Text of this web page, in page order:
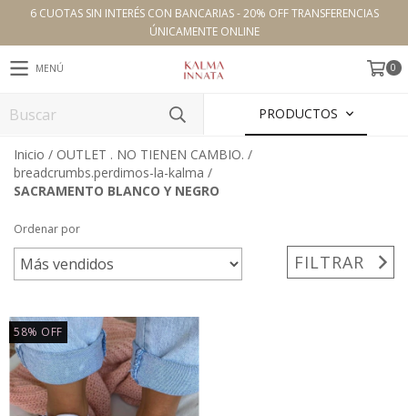
6 CUOTAS SIN INTERÉS CON BANCARIAS - 20% OFF TRANSFERENCIAS
ÚNICAMENTE ONLINE
MENÚ 0
PRODUCTOS
Inicio / OUTLET . NO TIENEN CAMBIO. /
breadcrumbs.perdimos-la-kalma /
SACRAMENTO BLANCO Y NEGRO
Ordenar por
FILTRAR
58% OFF